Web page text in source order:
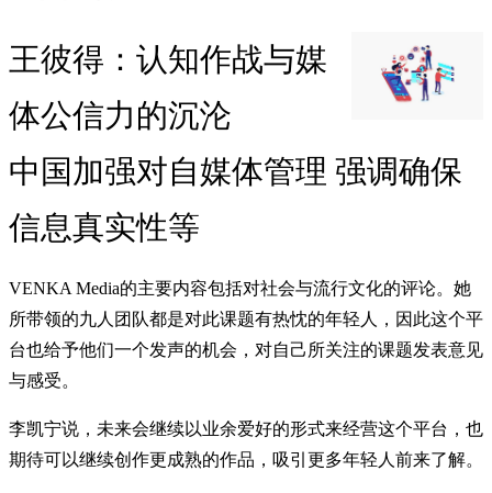
王彼得：认知作战与媒
体公信力的沉沦
中国加强对自媒体管理 强调确保
信息真实性等
VENKA Media的主要内容包括对社会与流行文化的评论。她
所带领的九人团队都是对此课题有热忱的年轻人，因此这个平
台也给予他们一个发声的机会，对自己所关注的课题发表意见
与感受。
李凯宁说，未来会继续以业余爱好的形式来经营这个平台，也
期待可以继续创作更成熟的作品，吸引更多年轻人前来了解。